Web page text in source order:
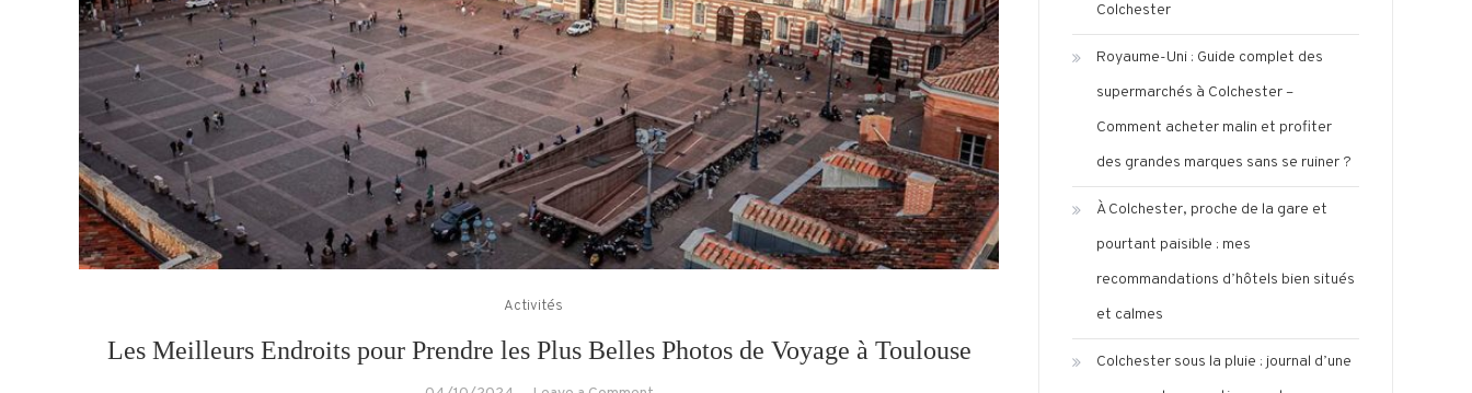
Activités
Les Meilleurs Endroits pour Prendre les Plus Belles Photos de Voyage à Toulouse
Colchester
Royaume-Uni : Guide complet des
supermarchés à Colchester –
Comment acheter malin et profiter
des grandes marques sans se ruiner ?
À Colchester, proche de la gare et
pourtant paisible : mes
recommandations d’hôtels bien situés
et calmes
Colchester sous la pluie : journal d’une